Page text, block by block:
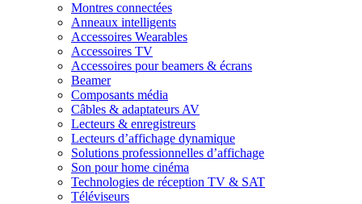
Montres connectées
Anneaux intelligents
Accessoires Wearables
Accessoires TV
Accessoires pour beamers & écrans
Beamer
Composants média
Câbles & adaptateurs AV
Lecteurs & enregistreurs
Lecteurs d’affichage dynamique
Solutions professionnelles d’affichage
Son pour home cinéma
Technologies de réception TV & SAT
Téléviseurs